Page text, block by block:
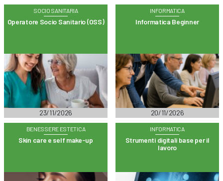
SOCIO SANITARIA
Operatore Socio Sanitario (OSS)
23/11/2026
INFORMATICA
Informatica Beginner
20/11/2026
BENESSERE ESTETICA
Skin care e self make-up
INFORMATICA
Strumenti digitali base per il
lavoro